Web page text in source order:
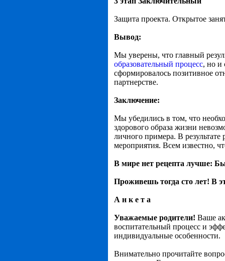
Защита проекта. Открытое
Вывод:
Мы уверены, что главный
образовательный процесс, но и
сформировалось позитивное
партнерстве.
Заключение:
Мы убедились в том, что
здорового образа жизни
личного примера. В
мероприятия. Всем известно,
В мире нет рецепта лучше:
Проживешь тогда сто лет! В
А н к е т а
Уважаемые родители! Ваше
воспитательный процесс и
индивидуальные особенности.
Внимательно прочитайте